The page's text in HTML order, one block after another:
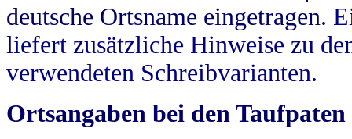
deutsche Ortsname eingetragen.
liefert zusätzliche Hinweise zu
verwendeten Schreibvarianten.
Ortsangaben bei den Taufpaten